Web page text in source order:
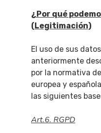
¿Por qué
(Legitimación)
El uso de sus
anteriormente
por la normativa
europea y
las siguientes
Art.6. RGPD